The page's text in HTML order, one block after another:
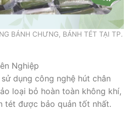
BÁNH CHƯNG, BÁNH TÉT TẠI TP.
Nghiệp
dụng công nghệ hút chân
loại bỏ hoàn toàn không khí,
tét được bảo quản tốt nhất.